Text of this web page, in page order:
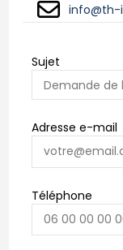
info@th-
Sujet
Adresse e-mail
Téléphone